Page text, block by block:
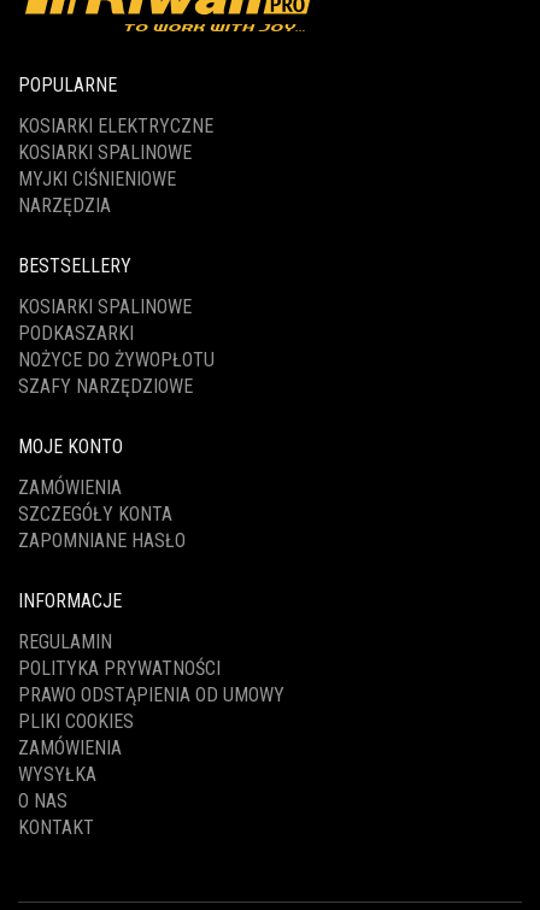
POPULARNE
KOSIARKI ELEKTRYCZNE
KOSIARKI SPALINOWE
MYJKI CIŚNIENIOWE
NARZĘDZIA
BESTSELLERY
KOSIARKI SPALINOWE
PODKASZARKI
NOŻYCE DO ŻYWOPŁOTU
SZAFY NARZĘDZIOWE
MOJE KONTO
ZAMÓWIENIA
SZCZEGÓŁY KONTA
ZAPOMNIANE HASŁO
INFORMACJE
REGULAMIN
POLITYKA PRYWATNOŚCI
PRAWO ODSTĄPIENIA OD UMOWY
PLIKI COOKIES
ZAMÓWIENIA
WYSYŁKA
O NAS
KONTAKT